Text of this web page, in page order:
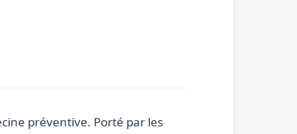
préventive. Porté par les